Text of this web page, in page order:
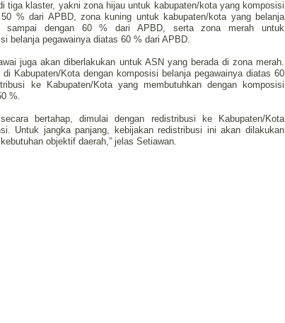
tiga klaster, yakni zona hijau untuk kabupaten/kota yang komposisi
50 % dari APBD, zona kuning untuk kabupaten/kota yang belanja
sampai dengan 60 % dari APBD, serta zona merah untuk
belanja pegawainya diatas 60 % dari APBD.
juga akan diberlakukan untuk ASN yang berada di zona merah.
Kabupaten/Kota dengan komposisi belanja pegawainya diatas 60
ke Kabupaten/Kota yang membutuhkan dengan komposisi
%.
bertahap, dimulai dengan redistribusi ke Kabupaten/Kota
Untuk jangka panjang, kebijakan redistribusi ini akan dilakukan
objektif daerah,” jelas Setiawan.